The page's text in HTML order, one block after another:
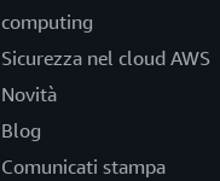
computing
Sicurezza nel cloud AWS
Novità
Blog
Comunicati stampa